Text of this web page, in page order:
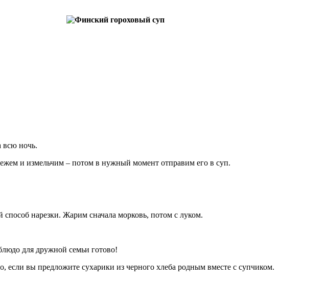
всю ночь.
и измельчим – потом в нужный момент отправим его в суп.
нарезки. Жарим сначала морковь, потом с луком.
для дружной семьи готово!
если вы предложите сухарики из черного хлеба родным вместе с супчиком.